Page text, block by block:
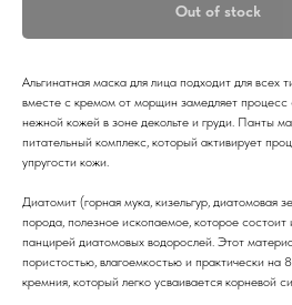
Out of stock
Альгинатная маска для лица подходит для всех
вместе с кремом от морщин замедляет процесс
нежной кожей в зоне декольте и груди. Панты
питательный комплекс, который активирует
упругости кожи.
Диатомит (горная мука, кизельгур, диатомовая
порода, полезное ископаемое, которое
панцирей диатомовых водорослей. Этот
пористостью, влагоемкостью и практически на
кремния, который легко усваивается корневой